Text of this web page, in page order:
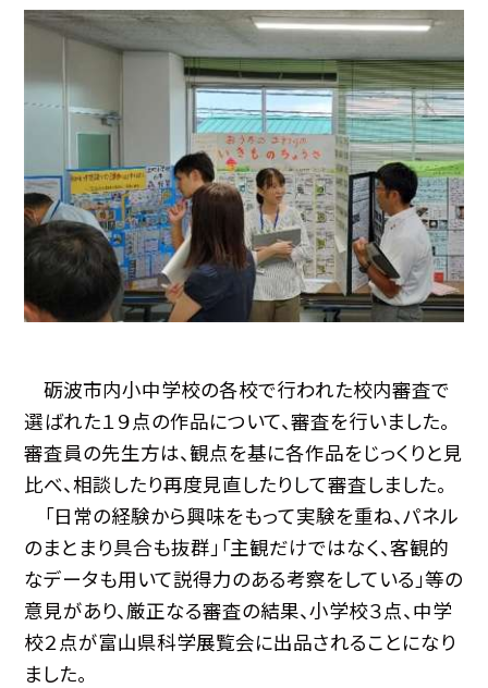
砺波市内小中学校の各校で行われた校内審査で
選ばれた１９点の作品について、審査を行いました。
審査員の先生方は、観点を基に各作品をじっくりと見
比べ、相談したり再度見直したりして審査しました。
「日常の経験から興味をもって実験を重ね、パネル
のまとまり具合も抜群」「主観だけではなく、客観的
なデータも用いて説得力のある考察をしている」等の
意見があり、厳正なる審査の結果、小学校３点、中学
校２点が富山県科学展覧会に出品されることになり
ました。